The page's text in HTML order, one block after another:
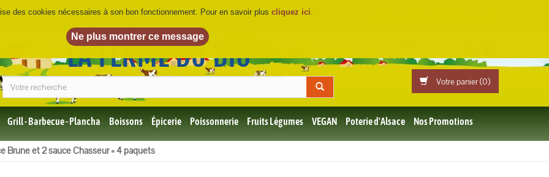
LA FERME DU BIO
Votre panier (0)
Grill - Barbecue - Plancha Boissons Épicerie
les
Poissonnerie Fruits Légumes VEGAN Poterie d'Alsace Nos Promotions
Brune et 2 sauce Chasseur = 4 paquets
des cookies nécessaires à son bon fonctionnement. Pour en savoir plus cliquez ici.